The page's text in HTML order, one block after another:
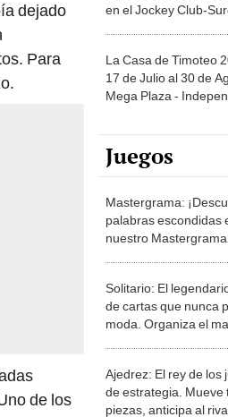
dejado
Para
de los
en el Jockey Club-
La Casa de Timoteo
17 de Julio al 30 de
Mega Plaza -
Juegos
Mastergrama:
palabras escondidas
nuestro
Solitario: El
de cartas que nunca
moda. Organiza el
Ajedrez: El rey de los
de estrategia. Mueve
piezas, anticipa al